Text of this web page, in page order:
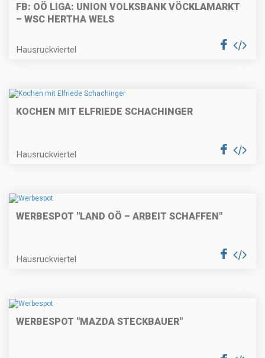
FB: OÖ LIGA: UNION VOLKSBANK VÖCKLAMARKT
– WSC HERTHA WELS
Hausruckviertel
KOCHEN MIT ELFRIEDE SCHACHINGER
Hausruckviertel
WERBESPOT "LAND OÖ – ARBEIT SCHAFFEN"
Hausruckviertel
WERBESPOT "MAZDA STECKBAUER"